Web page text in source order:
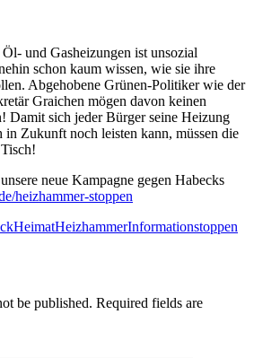
und Gasheizungen ist unsozial
schon kaum wissen, wie sie ihre
Abgehobene Grünen-Politiker wie der
Graichen mögen davon keinen
Damit sich jeder Bürger seine Heizung
in Zukunft noch leisten kann, müssen die
neue Kampagne gegen Habecks
heizhammer-stoppen
HeimatHeizhammerInformationstoppen
be published. Required fields are